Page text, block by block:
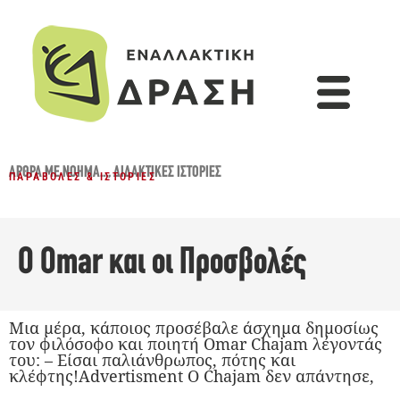
ΆΡΘΡΑ ΜΕ ΝΌΗΜΑ...,ΔΙΔΑΚΤΙΚΈΣ ΙΣΤΟΡΊΕΣ
ΠΑΡΑΒΟΛΈΣ & ΙΣΤΟΡΊΕΣ
Ο Omar και οι Προσβολές
Μια μέρα, κάποιος προσέβαλε άσχημα δημοσίως
τον φιλόσοφο και ποιητή Omar Chajam λέγοντάς
του: – Είσαι παλιάνθρωπος, πότης και
κλέφτης!Advertisment Ο Chajam δεν απάντησε,